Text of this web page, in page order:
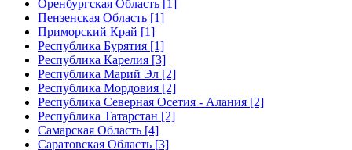
Оренбургская Область [1]
Пензенская Область [1]
Приморский Край [1]
Республика Бурятия [1]
Республика Карелия [3]
Республика Марий Эл [2]
Республика Мордовия [2]
Республика Северная Осетия - Алания [2]
Республика Татарстан [2]
Самарская Область [4]
Саратовская Область [3]